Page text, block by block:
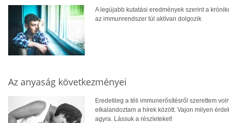
A legújabb kutatási eredmények szerint a
az immunrendszer túl aktívan dolgozik
Az anyaság következményei
Eredetileg a téli immunerősítésről szerettem
elkalandoztam a hírek között. Vajon milyen
agyra. Lássuk a részleteket!